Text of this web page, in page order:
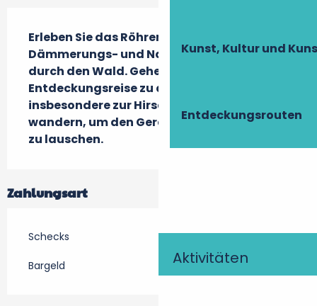
Kunst, Kultur und
Entdeckungsrouten
Aktivitäten
Erleben Sie das Röhren der Hirsche bei einer
Dämmerungs- und Nachtwanderung
durch den Wald. Gehen wir auf
Entdeckungsreise zu den Hirschen und
insbesondere zur Hirschbrunft. Wir
wandern, um den Geräuschen des Waldes
zu lauschen.
Zahlungsart
Schecks
Bargeld